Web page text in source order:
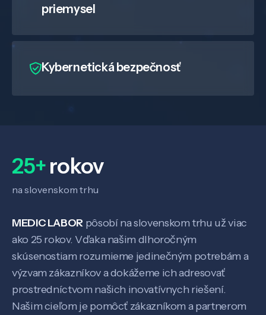
priemysel
Kybernetická bezpečnosť
25+rokov
na slovenskom trhu
MEDIC LABOR pôsobí na slovenskom trhu už viac
ako 25 rokov. Vďaka našim dlhoročným
skúsenostiam rozumieme jedinečným potrebám a
výzvam zákazníkov a dokážeme ich adresovať
prostredníctvom našich inovatívnych riešení.
Našim cieľom je pomôcť zákazníkom a partnerom